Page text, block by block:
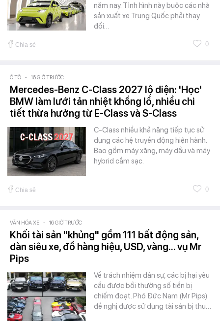
năm nay. Tình hình này buộc các nhà
sản xuất xe Trung Quốc phải thay
đổi…
Chia sẻ 0
Ô TÔ - 16 GIỜ TRƯỚC
Mercedes-Benz C-Class 2027 lộ diện: 'Học'
BMW làm lưới tản nhiệt khổng lồ, nhiều chi
tiết thừa hưởng từ E-Class và S-Class
C-Class nhiều khả năng tiếp tục sử
dụng các hệ truyền động hiện hành.
Bao gồm máy xăng, máy dầu và máy
hybrid cắm sạc.
Chia sẻ 0
VĂN HÓA XE - 16 GIỜ TRƯỚC
Khối tài sản "khủng" gồm 111 bất động sản,
dàn siêu xe, đồ hàng hiệu, USD, vàng... vụ Mr
Pips
Về trách nhiệm dân sự, các bị hại yêu
cầu được bồi thường số tiền bị
chiếm đoạt. Phó Đức Nam (Mr Pips)
đề nghị được sử dụng tài sản bị thu…